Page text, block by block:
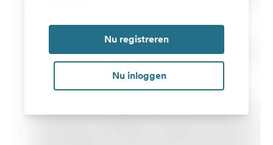
Nu registreren
Nu inloggen